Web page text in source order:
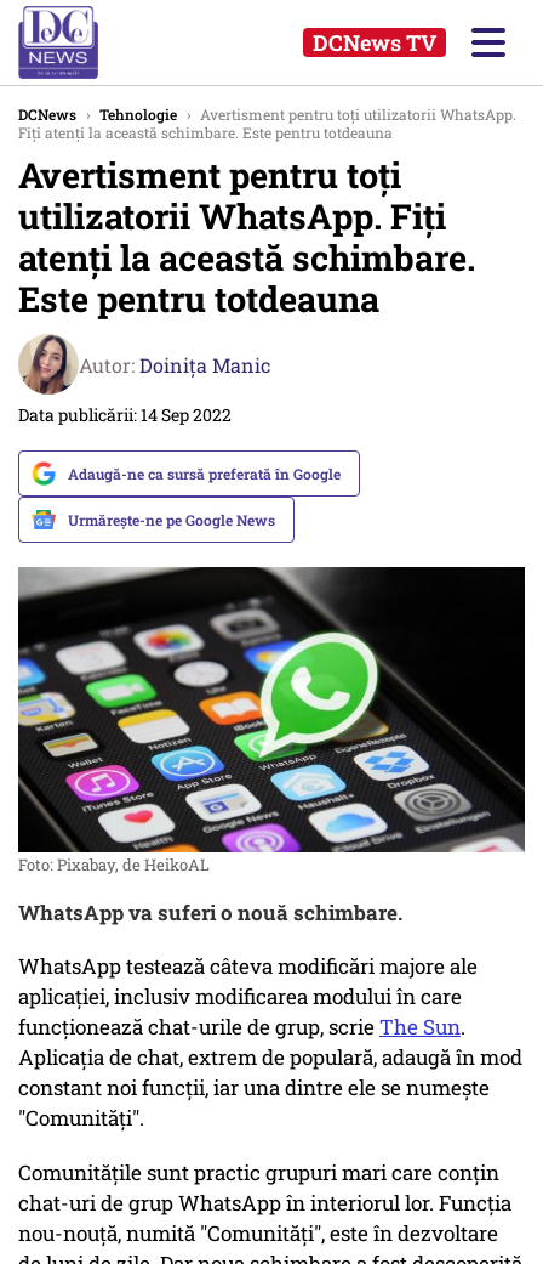
DCNews TV
DCNews › Tehnologie › Avertisment pentru toți utilizatorii WhatsApp.
Fiți atenți la această schimbare. Este pentru totdeauna
Avertisment pentru toți
utilizatorii WhatsApp. Fiți
atenți la această schimbare.
Este pentru totdeauna
Autor:Doinița Manic
Data publicării: 14 Sep 2022
Adaugă-ne ca sursă preferată în Google
Urmărește-ne pe Google News
Foto: Pixabay, de HeikoAL
WhatsApp va suferi o nouă schimbare.
WhatsApp testează câteva modificări majore ale
aplicației, inclusiv modificarea modului în care
funcționează chat-urile de grup, scrieThe Sun.
Aplicația de chat, extrem de populară, adaugă în mod
constant noi funcții, iar una dintre ele se numește
"Comunități".
Comunitățile sunt practic grupuri mari care conțin
chat-uri de grup WhatsApp în interiorul lor. Funcția
nou-nouță, numită "Comunități", este în dezvoltare